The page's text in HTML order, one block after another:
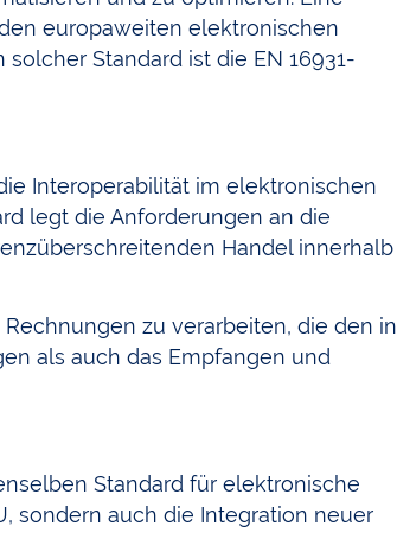
europaweiten elektronischen
Standard ist die EN 16931-
Interoperabilität im elektronischen
legt die Anforderungen an die
Handel innerhalb
zu verarbeiten, die den in
als auch das Empfangen und
Standard für elektronische
sondern auch die Integration neuer